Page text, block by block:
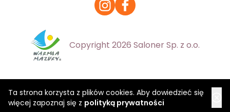
Ta strona korzysta z plików cookies. Aby dowiedzieć się
więcej zapoznaj się z polityką prywatności
Copyright 2026 Saloner Sp. z o.o.